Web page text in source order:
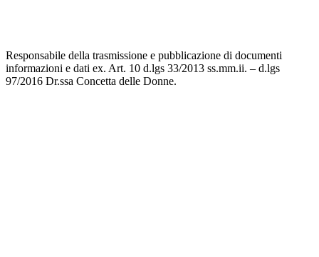
Responsabile della trasmissione e pubblicazione di documenti
informazioni e dati ex. Art. 10 d.lgs 33/2013 ss.mm.ii. – d.lgs
97/2016 Dr.ssa Concetta delle Donne.